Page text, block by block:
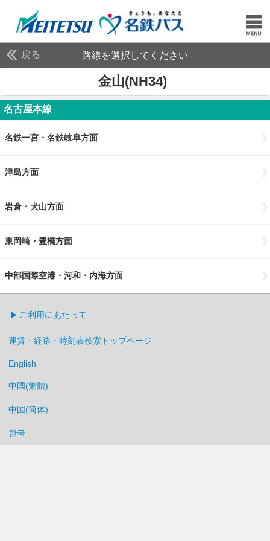
戻る 路線を選択してください
金山(NH34)
名古屋本線
名鉄一宮・名鉄岐阜方面
津島方面
岩倉・犬山方面
東岡崎・豊橋方面
中部国際空港・河和・内海方面
ご利用にあたって
運賃・経路・時刻表検索トップページ
English
中國(繁體)
中国(简体)
한국